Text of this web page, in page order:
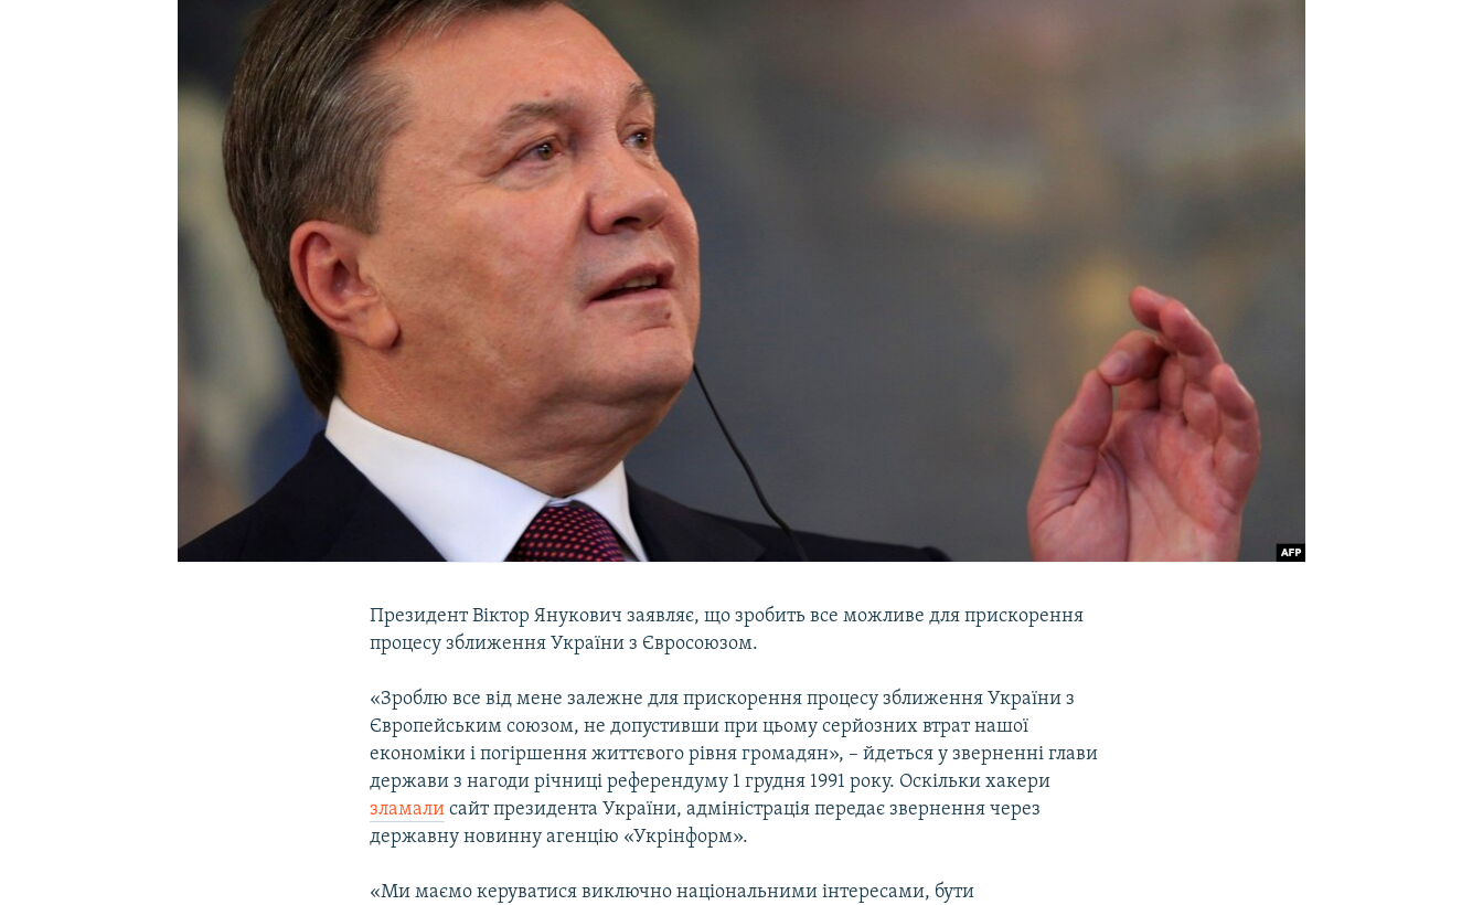
УКРАЇНСЬКА ПРОБЛЕМА КРИМУ
Президент Віктор Янукович заявляє, що зробить все можливе для прискорення
процесу зближення України з Євросоюзом.
«Зроблю все від мене залежне для прискорення процесу зближення України з
Європейським союзом, не допустивши при цьому серйозних втрат нашої
економіки і погіршення життєвого рівня громадян», – йдеться у зверненні глави
держави з нагоди річниці референдуму 1 грудня 1991 року. Оскільки хакери
зламали сайт президента України, адміністрація передає звернення через
державну новинну агенцію «Укрінформ».
«Ми маємо керуватися виключно національними інтересами, бути